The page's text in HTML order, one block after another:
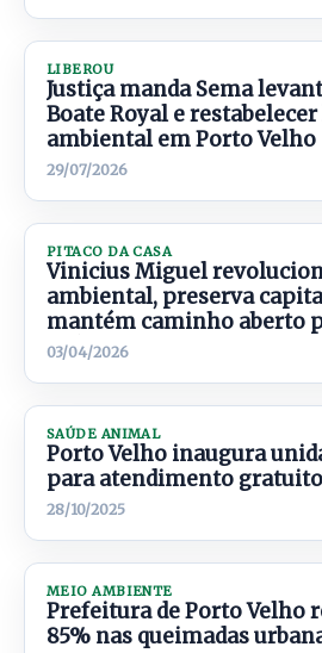
LIBEROU
Justiça manda Sema
Boate Royal e
ambiental em Porto Velho
29/07/2026
PITACO DA CASA
Vinicius Miguel
ambiental, preserva
mantém caminho aberto
próximo passo
03/04/2026
SAÚDE ANIMAL
Porto Velho inaugura
para atendimento gratuito
28/10/2025
MEIO AMBIENTE
Prefeitura de Porto Velho
85% nas queimadas